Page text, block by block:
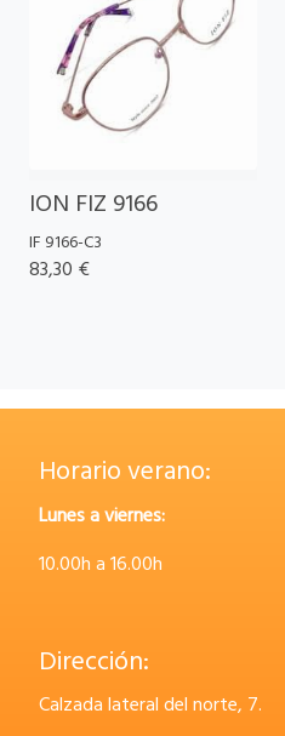
ION FIZ 9166
IF 9166-C3
83,30 €
Horario verano:
Lunes a viernes:
10.00h a 16.00h
Dirección:
Calzada lateral del norte, 7.